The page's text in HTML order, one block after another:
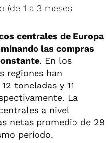
(de 1 a 3 meses.
centrales de Europa
las compras
. En los
regiones han
toneladas y 11
La
a nivel
netas promedio de 29
período.